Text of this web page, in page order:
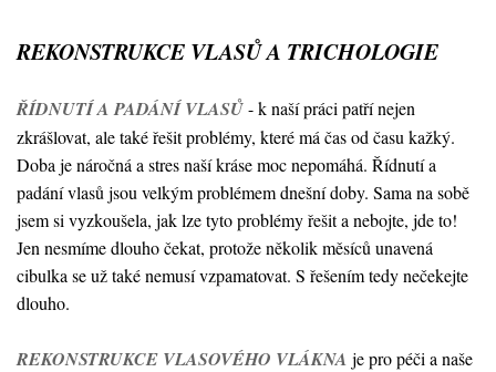
REKONSTRUKCE VLASŮ A TRICHOLOGIE
ŘÍDNUTÍ A PADÁNÍ VLASŮ- k naší práci patří nejen
zkrášlovat, ale také řešit problémy, které má čas od času kažký.
Doba je náročná a stres naší kráse moc nepomáhá. Řídnutí a
padání vlasů jsou velkým problémem dnešní doby. Sama na sobě
jsem si vyzkoušela, jak lze tyto problémy řešit a nebojte, jde to!
Jen nesmíme dlouho čekat, protože několik měsíců unavená
cibulka se už také nemusí vzpamatovat. S řešením tedy nečekejte
dlouho.
REKONSTRUKCE VLASOVÉHO VLÁKNA je pro péči a naše